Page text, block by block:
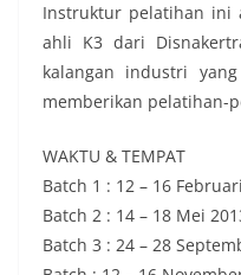
Instruktur pelatihan ini
ahli K3 dari
kalangan industri
memberikan pelatihan-
WAKTU & TEMPAT
Batch 1 : 12 – 16
Batch 2 : 14 – 18 Mei
Batch 3 : 24 – 28